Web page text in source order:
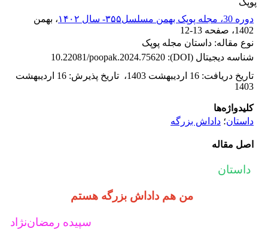
دوره 30، مجله پوپک بهمن مسلسل۳۵۵- سال ۱۴۰۲
، بهمن
1402، صفحه 12-13
نوع مقاله: داستان مجله پوپک
شناسه دیجیتال (DOI):
10.22081/poopak.2024.75620
تاریخ دریافت: 16 اردیبهشت 1403 ، تاریخ پذیرش:
16 اردیبهشت
1403
کلیدواژه‌ها
داستان؛ داداش بزرگه
اصل مقاله
داستان
من هم داداش بزرگه هستم
سپیده رمضان‌نژاد